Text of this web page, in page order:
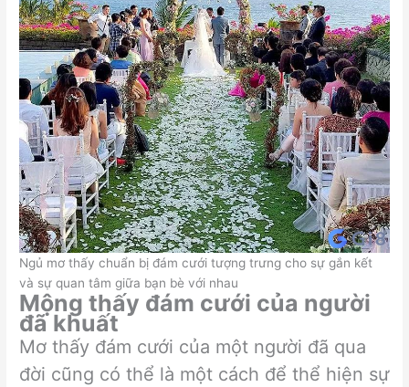
Ngủ mơ thấy chuẩn bị đám cưới tượng trưng cho sự gắn kết
và sự quan tâm giữa bạn bè với nhau
Mộng thấy đám cưới của người
đã khuất
Mơ thấy đám cưới của một người đã qua
đời cũng có thể là một cách để thể hiện sự